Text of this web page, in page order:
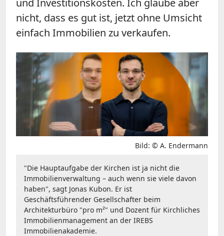
nicht, dass es gut ist, jetzt ohne Umsicht
einfach Immobilien zu verkaufen.
Bild: © A. Endermann
"Die Hauptaufgabe der Kirchen ist ja nicht die
Immobilienverwaltung – auch wenn sie viele davon
haben", sagt Jonas Kubon. Er ist
Geschäftsführender Gesellschafter beim
Architekturbüro "pro m²" und Dozent für Kirchliches
Immobilienmanagement an der IREBS
Immobilienakademie.